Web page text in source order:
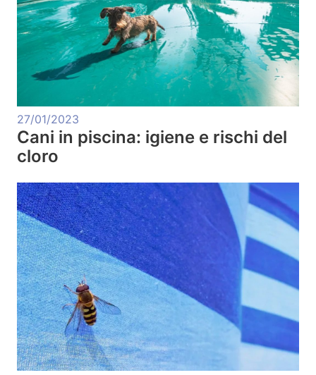
27/01/2023
Cani in piscina: igiene e rischi del
cloro